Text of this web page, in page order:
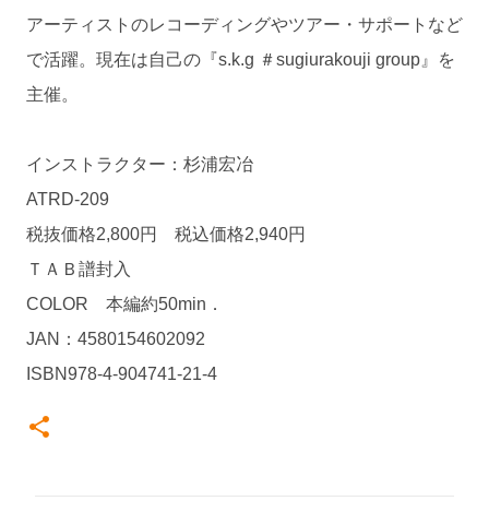
アーティストのレコーディングやツアー・サポートなど
で活躍。現在は自己の『s.k.g ＃sugiurakouji group』を
主催。
インストラクター：杉浦宏冶
ATRD-209
税抜価格2,800円 税込価格2,940円
ＴＡＢ譜封入
COLOR 本編約50min．
JAN：4580154602092
ISBN978-4-904741-21-4